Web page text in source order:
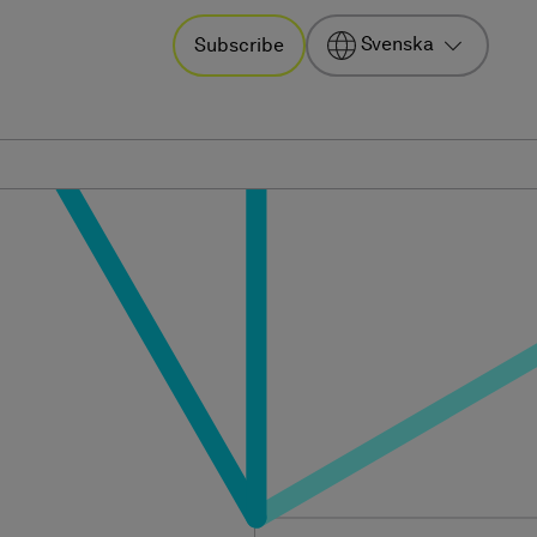
Subscribe Svenska